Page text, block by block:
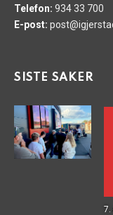
Telefon: 934 33 700
E-post:
SISTE SAKER
7.